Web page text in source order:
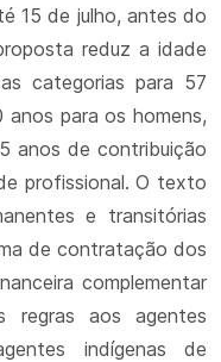
15 de julho, antes do
reduz a idade
categorias para 57
anos para os homens,
anos de contribuição
profissional. O texto
e transitórias
de contratação dos
complementar
aos agentes
indígenas de